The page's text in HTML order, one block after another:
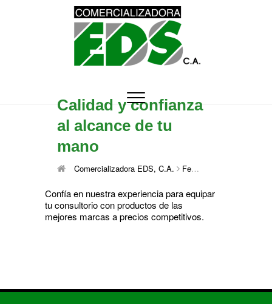
Comercializadora
EDS, C.A.
QUIRÚRGICO DESCARTABLE
Calidad y confianza
al alcance de tu
mano
Comercializadora EDS, C.A. Feature Box
Confía en nuestra experiencia para equipar
tu consultorio con productos de las
mejores marcas a precios competitivos.